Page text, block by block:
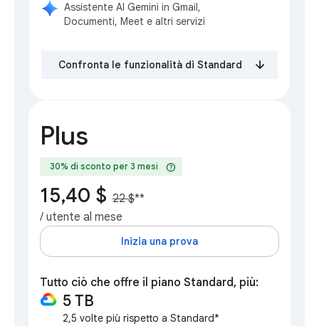
Assistente AI Gemini in Gmail,
Documenti, Meet e altri servizi
Confronta le funzionalità di Standard
Plus
30% di sconto per 3 mesi help
15,40 $ 22 $**
/ utente al mese
Inizia una prova
Tutto ciò che offre il piano Standard, più:
5 TB
2,5 volte più rispetto a Standard*